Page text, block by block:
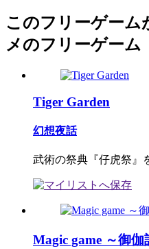
このフリーゲーム
メのフリーゲーム
Tiger Garden
幻想夜話
武術の祭典『仔虎祭』
Magic game ～御伽